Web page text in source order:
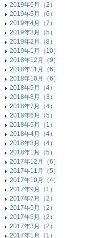
2019年6月（2）
2019年5月（6）
2019年4月（7）
2019年3月（5）
2019年2月（8）
2019年1月（10）
2018年12月（9）
2018年11月（6）
2018年10月（6）
2018年9月（4）
2018年8月（3）
2018年7月（4）
2018年6月（5）
2018年5月（1）
2018年4月（4）
2018年3月（4）
2018年1月（5）
2017年12月（6）
2017年11月（5）
2017年10月（4）
2017年9月（1）
2017年7月（2）
2017年6月（2）
2017年5月（2）
2017年3月（2）
2017年1月（1）